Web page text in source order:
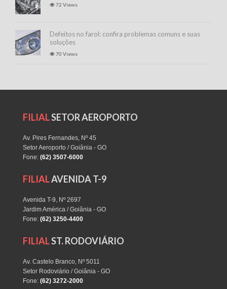
72 Views
Defeitos no farol: confira problemas comuns e suas
soluções
70 Views
FILIALSETOR AEROPORTO
Av. Pires Fernandes, Nº 45
Setor Aeroporto / Goiânia - GO
Fone: (62) 3507-6000
FILIALAVENIDA T-9
Avenida T-9, Nº 2697
Jardim América / Goiânia - GO
Fone: (62) 3250-4400
FILIALST. RODOVIÁRIO
Av. Castelo Branco, Nº 5011
Setor Rodoviário / Goiânia - GO
Fone: (62) 3272-2000